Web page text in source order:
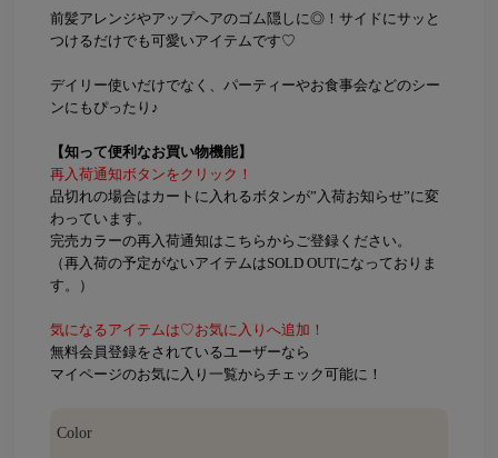
前髪アレンジやアップヘアのゴム隠しに◎！サイドにサッと
つけるだけでも可愛いアイテムです♡
デイリー使いだけでなく、パーティーやお食事会などのシー
ンにもぴったり♪
【知って便利なお買い物機能】
再入荷通知ボタンをクリック！
品切れの場合はカートに入れるボタンが”入荷お知らせ”に変
わっています。
完売カラーの再入荷通知はこちらからご登録ください。
（再入荷の予定がないアイテムはSOLD OUTになっておりま
す。）
気になるアイテムは♡お気に入りへ追加！
無料会員登録をされているユーザーなら
マイページのお気に入り一覧からチェック可能に！
Color